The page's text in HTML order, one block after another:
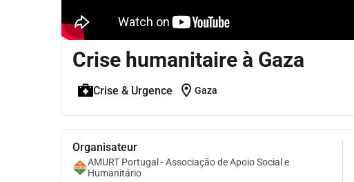
Crise humanitaire à Gaza
Crise & Urgence location_on Gaza
Organisateur
AMURT Portugal - Associação de Apoio Social e
Humanitário